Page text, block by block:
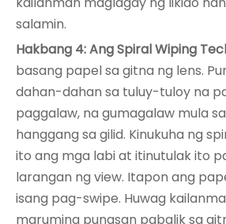
salamin.
Hakbang 4: Ang Spiral Wiping
basang papel sa gitna ng lens.
dahan-dahan sa tuluy-tuloy na
paggalaw, na gumagalaw mula
hanggang sa gilid. Kinukuha ng
ito ang mga labi at itinutulak ito
larangan ng view. Itapon ang
isang pag-swipe. Huwag
maruming punasan pabalik sa